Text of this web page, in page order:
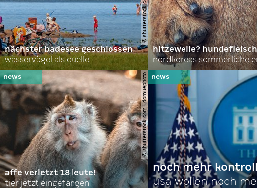
nächster badesee geschlossen
wasservögel als quelle
hitzewelle?
© shutterstock.com | domuephoto
affe verletzt 18 leute!
tier jetzt eingefangen
noch mehr
usa wollen noch